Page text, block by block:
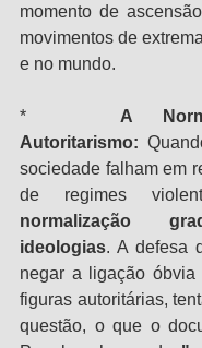
momento de
movimentos de
e no mundo.
* A
Autoritarismo:
sociedade falham em
normalização
ideologias. A defesa
negar a ligação óbvia
figuras autoritárias,
questão, o que o